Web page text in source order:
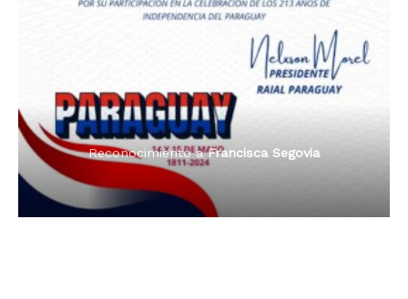
Dama de Oro 2024
Reconocimiento aFrancisca Segovia
Reconocimiento aFrancisca Segovia
Radio Tribuna Abierta
Radio Tribuna Abierta
Radio Oñondivepa Paraguay
Premio Orgullo Paraguayo
Reconocimiento aFrancisca Segovia